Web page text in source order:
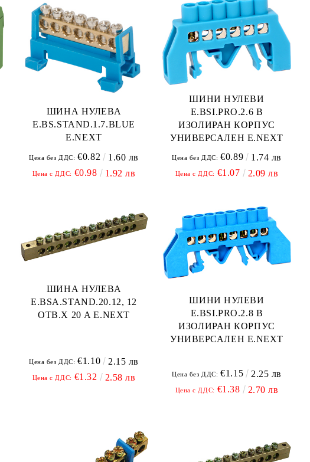
ШИНА НУЛЕВА
E.BS.STAND.1.7.BLUE
E.NEXT
Цена без ДДС: €0.82 1.60 лв
Цена с ДДС: €0.98 1.92 лв
ШИНИ НУЛЕВИ
E.BSI.PRO.2.6 В
ИЗОЛИРАН КОРПУС
УНИВЕРСАЛЕН E.NEXT
Цена без ДДС: €0.89 1.74 лв
Цена с ДДС: €1.07 2.09 лв
ШИНА НУЛЕВА
E.BSA.STAND.20.12, 12
ОТВ.Х 20 A E.NEXT
Цена без ДДС: €1.10 2.15 лв
Цена с ДДС: €1.32 2.58 лв
ШИНИ НУЛЕВИ
E.BSI.PRO.2.8 В
ИЗОЛИРАН КОРПУС
УНИВЕРСАЛЕН E.NEXT
Цена без ДДС: €1.15 2.25 лв
Цена с ДДС: €1.38 2.70 лв